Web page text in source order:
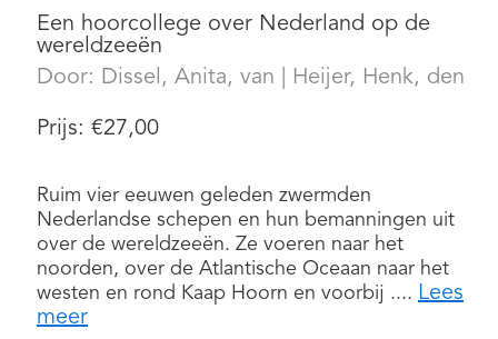
Een hoorcollege over Nederland op de
wereldzeeën
Door: Dissel, Anita, van Heijer, Henk, den
Prijs: €27,00
Ruim vier eeuwen geleden zwermden
Nederlandse schepen en hun bemanningen uit
over de wereldzeeën. Ze voeren naar het
noorden, over de Atlantische Oceaan naar het
westen en rond Kaap Hoorn en voorbij .... Lees
meer